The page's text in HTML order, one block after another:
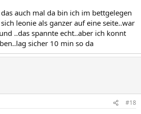
auch mal da bin ich im bettgelegen
leonie als ganzer auf eine seite..war
..das spannte echt..aber ich konnt
sicher 10 min so da
#18